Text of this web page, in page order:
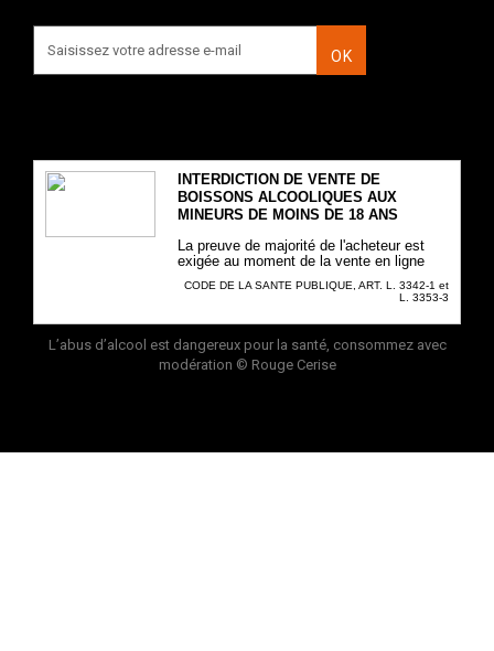
OK
INTERDICTION DE VENTE DE
BOISSONS ALCOOLIQUES AUX
MINEURS DE MOINS DE 18 ANS
La preuve de majorité de l'acheteur est
exigée au moment de la vente en ligne
CODE DE LA SANTE PUBLIQUE, ART. L. 3342-1 et
L. 3353-3
L’abus d’alcool est dangereux pour la santé, consommez avec
modération © Rouge Cerise